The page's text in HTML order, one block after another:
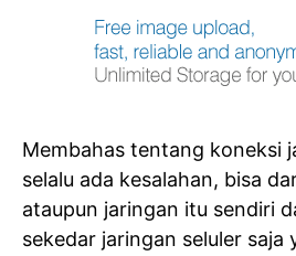
Membahas tentang koneksi
selalu ada kesalahan, bisa
ataupun jaringan itu sendiri
sekedar jaringan seluler saja